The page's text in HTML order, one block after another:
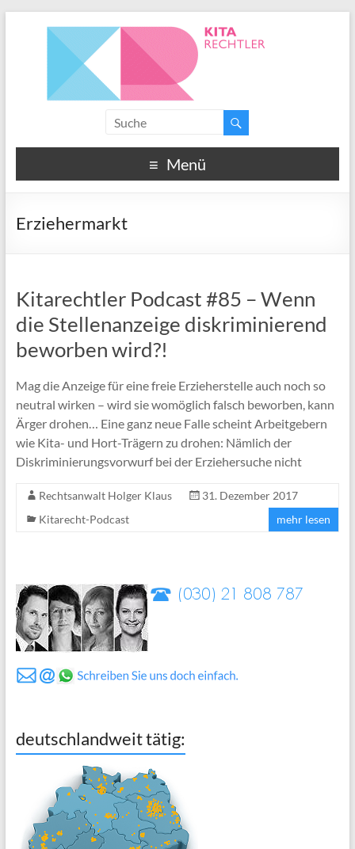
Menü
Erziehermarkt
Kitarechtler Podcast #85 – Wenn
die Stellenanzeige diskriminierend
beworben wird?!
Mag die Anzeige für eine freie Erzieherstelle auch noch so
neutral wirken – wird sie womöglich falsch beworben, kann
Ärger drohen… Eine ganz neue Falle scheint Arbeitgebern
wie Kita- und Hort-Trägern zu drohen: Nämlich der
Diskriminierungsvorwurf bei der Erziehersuche nicht
Rechtsanwalt Holger Klaus
31. Dezember 2017
Kitarecht-Podcast
mehr lesen
deutschlandweit tätig: